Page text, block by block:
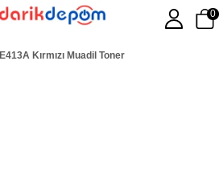
0
Kırmızı Muadil Toner